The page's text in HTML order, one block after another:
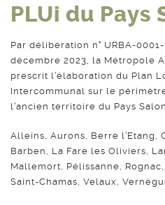
PLUi du Pays
Par délibération n° URBA-
décembre 2023, la Métropole
prescrit l’élaboration du Plan
Intercommunal sur le
l’ancien territoire du Pays
Alleins, Aurons, Berre l’Etang,
Barben, La Fare les Oliviers,
Mallemort, Pélissanne,
Saint-Chamas, Velaux,